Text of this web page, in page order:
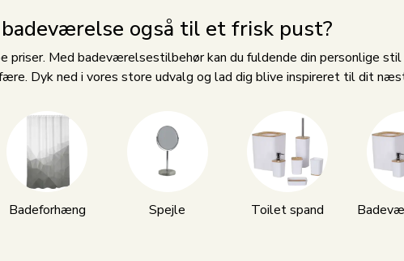
også til et frisk pust?
Med badeværelsestilbehør kan du fuldende din personlige
Dyk ned i vores store udvalg og lad dig blive inspireret til dit
Badeforhæng Spejle Toilet spand